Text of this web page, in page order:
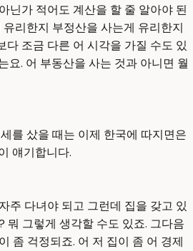
닌가 적어도 계산을 할 줄 알아야 된
리한지 부정산을 사는게 유리한지
다 조금 다른 어 시각을 가질 수도 있
요. 어 부동산을 사는 것과 아니면 월
를 샀을 때는 이제 한국에 따지면은
얘기합니다.
주 다녀야 되고 그런데 집을 갖고 있
뭐 그렇게 생각할 수도 있죠. 그다음
좀 걱정되죠. 어 저 집이 좀 어 경제